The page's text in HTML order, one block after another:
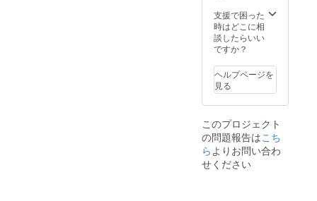
支援で困った
時はどこに相
談したらいい
ですか？
ヘルプページを
見る
このプロジェクト
の問題報告はこち
らよりお問い合わ
せください